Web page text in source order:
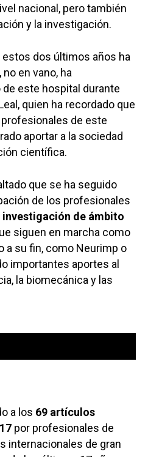
nacional, pero también
y la investigación.
estos dos últimos años ha
en vano, ha
este hospital durante
quien ha recordado que
de este
aportar a la sociedad
científica.
que se ha seguido
de los profesionales
de ámbito
siguen en marcha como
a su fin, como Neurimp o
importantes aportes al
la biomecánica y las
a los 69 artículos
por profesionales de
internacionales de gran